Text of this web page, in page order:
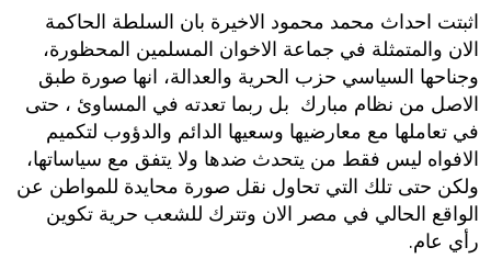
اثبتت احداث محمد محمود الاخيرة بان السلطة الحاكمة
الان والمتمثلة في جماعة الاخوان المسلمين المحظورة،
وجناحها السياسي حزب الحرية والعدالة، انها صورة طبق
الاصل من نظام مبارك بل ربما تعدته في المساوئ ، حتى
في تعاملها مع معارضيها وسعيها الدائم والدؤوب لتكميم
الافواه ليس فقط من يتحدث ضدها ولا يتفق مع سياساتها،
ولكن حتى تلك التي تحاول نقل صورة محايدة للمواطن عن
الواقع الحالي في مصر الان وتترك للشعب حرية تكوين
رأي عام.